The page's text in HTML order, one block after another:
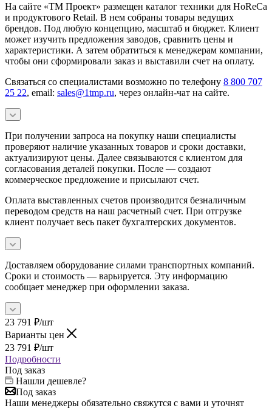
На сайте «ТМ Проект» размещен каталог техники для HoReCa
и продуктового Retail. В нем собраны товары ведущих
брендов. Под любую концепцию, масштаб и бюджет. Клиент
может изучить предложения заводов, сравнить цены и
характеристики. А затем обратиться к менеджерам компании,
чтобы они сформировали заказ и выставили счет на оплату.
Связаться со специалистами возможно по телефону 8 800 707
25 22, email: sales@1tmp.ru, через онлайн-чат на сайте.
При получении запроса на покупку наши специалисты
проверяют наличие указанных товаров и сроки доставки,
актуализируют цены. Далее связываются с клиентом для
согласования деталей покупки. После — создают
коммерческое предложение и присылают счет.
Оплата выставленных счетов производится безналичным
переводом средств на наш расчетный счет. При отгрузке
клиент получает весь пакет бухгалтерских документов.
Доставляем оборудование силами транспортных компаний.
Сроки и стоимость — варьируется. Эту информацию
сообщает менеджер при оформлении заказа.
23 791 ₽/шт
Варианты цен
23 791 ₽/шт
Подробности
Под заказ
Нашли дешевле?
Под заказ
Наши менеджеры обязательно свяжутся с вами и уточнят